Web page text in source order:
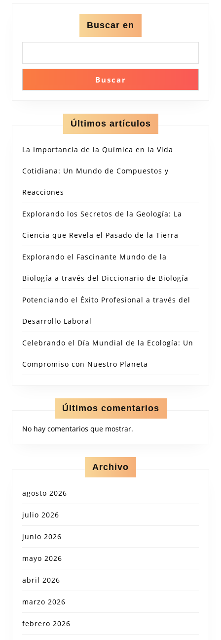
Sociedad
Actual
Buscar en
Buscar
Últimos artículos
La Importancia de la Química en la Vida
Cotidiana: Un Mundo de Compuestos y
Reacciones
Explorando los Secretos de la Geología: La
Ciencia que Revela el Pasado de la Tierra
Explorando el Fascinante Mundo de la
Biología a través del Diccionario de Biología
Potenciando el Éxito Profesional a través del
Desarrollo Laboral
Celebrando el Día Mundial de la Ecología: Un
Compromiso con Nuestro Planeta
Últimos comentarios
No hay comentarios que mostrar.
Archivo
agosto 2026
julio 2026
junio 2026
mayo 2026
abril 2026
marzo 2026
febrero 2026